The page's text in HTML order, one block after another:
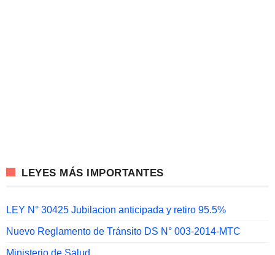
LEYES MÁS IMPORTANTES
LEY N° 30425 Jubilacion anticipada y retiro 95.5%
Nuevo Reglamento de Tránsito DS N° 003-2014-MTC
Ministerio de Salud